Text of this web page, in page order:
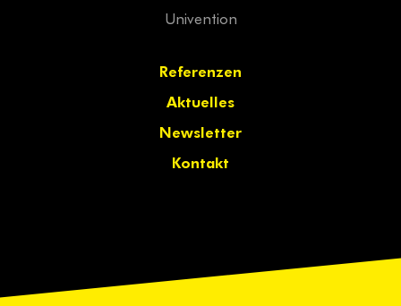
Univention
Referenzen
Aktuelles
Newsletter
Kontakt